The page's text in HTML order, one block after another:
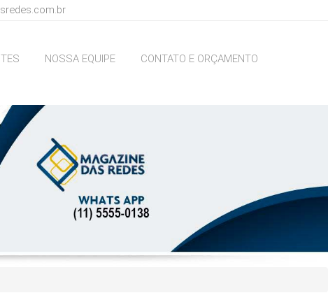
NOSSA EQUIPE CONTATO E ORÇAMENTO